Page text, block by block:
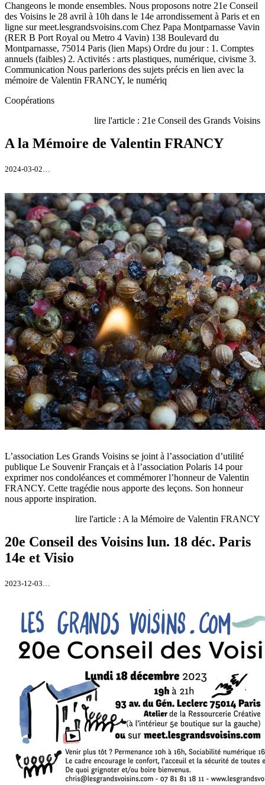
Changeons le monde ensembles. Nous proposons notre 21e Conseil
des Voisins le 28 avril à 10h dans le 14e arrondissement à Paris et en
ligne sur meet.lesgrandsvoisins.com Chez Papa Montparnasse Vavin
(RER B Port Royal ou Metro 4 Vavin) 138 Boulevard du
Montparnasse, 75014 Paris (lien Maps) Ordre du jour : 1. Comptes
annuels (faibles) 2. Activités : arts plastiques, numérique, civisme 3.
Communication Nous parlerions des sujets précis en lien avec la
mémoire de Valentin FRANCY, le numériq
Coopérations
lire l'article : 21e Conseil des Grands Voisins
A la Mémoire de Valentin FRANCY
2024-03-02…
L’association Les Grands Voisins se joint à l’association d’utilité
publique Le Souvenir Français et à l’association Polaris 14 pour
exprimer nos condoléances et commémorer l’honneur de Valentin
FRANCY. Cette tragédie nous apporte des leçons. Son honneur
nous apporte inspiration.
lire l'article : A la Mémoire de Valentin FRANCY
20e Conseil des Voisins lun. 18 déc. Paris
14e et Visio
2023-12-03…